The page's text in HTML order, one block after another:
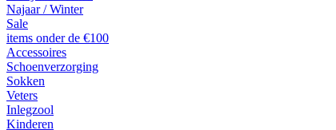
Najaar / Winter
Sale
items onder de €100
Accessoires
Schoenverzorging
Sokken
Veters
Inlegzool
Kinderen